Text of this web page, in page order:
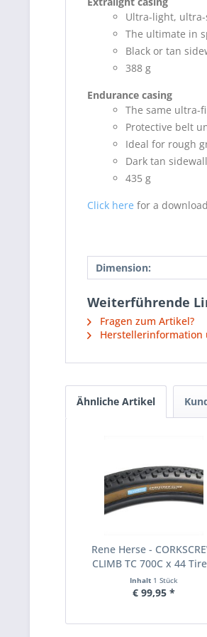
Ultra-light,
The ultimate in
Black or tan
388 g
Endurance casing
The same ultra-
Protective belt
Ideal for rough
Dark tan
435 g
Click here for a
Dimension:
Weiterführende
Fragen zum Artikel?
Herstellerinformation
Ähnliche Artikel
Rene Herse -
CLIMB TC 700C x 44
Inhalt 1 Stück
€ 99,95 *